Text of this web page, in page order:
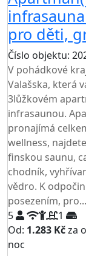
pro děti,
Číslo objektu:
V pohádkové
Valašska, která
3lůžkovém
infrasaunou.
pronajímá
wellness,
finskou saunu,
chodník,
vědro. K
posezením, pro...
5
1
Od: 1.283 Kčza
noc